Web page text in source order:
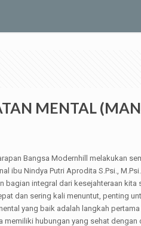
MENTAL
Bangsa Modernhill melakukan
ibu Nindya Putri Aprodita S.Psi.,
bagian integral dari kesejahteraan
dan sering kali menuntut, penting
yang baik adalah langkah
memiliki hubungan yang sehat